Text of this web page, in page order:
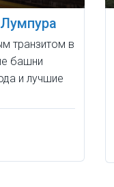
транзитом в
башни
и лучшие